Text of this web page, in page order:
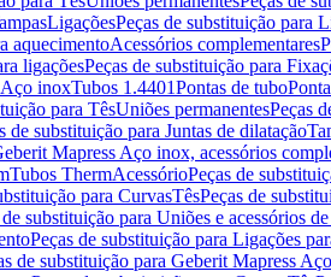
LigaçõesPeças de substituição para
aquecimentoAcessórios complementares
ligaçõesPeças de substituição para
Aço inoxTubos 1.4401Pontas de tubo
para TêsUniões permanentesPeças
de substituição para Juntas de dilatação
Mapress Aço inox, acessórios
Tubos ThermAcessórioPeças de
para CurvasTêsPeças de
de substituição para Uniões e acessórios
Peças de substituição para Ligações
de substituição para Geberit Mapress